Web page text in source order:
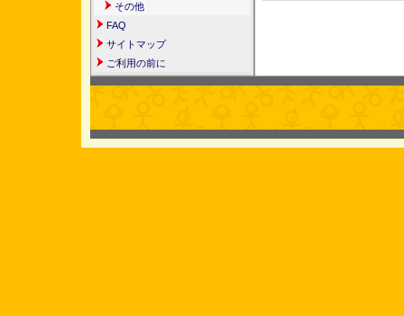
その他
FAQ
サイトマップ
ご利用の前に